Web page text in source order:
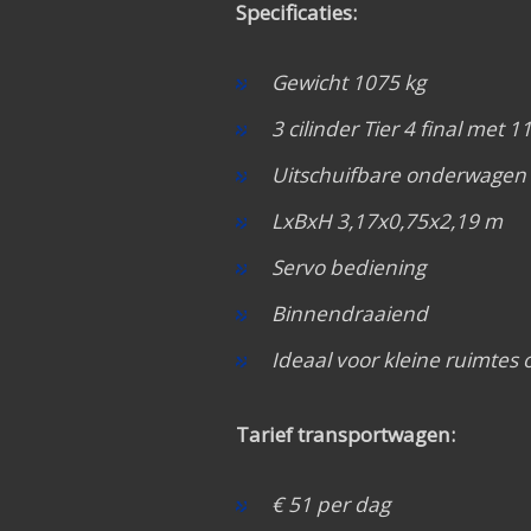
Specificaties:
Gewicht 1075 kg
3 cilinder Tier 4 final met
Uitschuifbare onderwagen
LxBxH 3,17x0,75x2,19 m
Servo bediening
Binnendraaiend
Ideaal voor kleine ruimtes
Tarief transportwagen:
€ 51 per dag